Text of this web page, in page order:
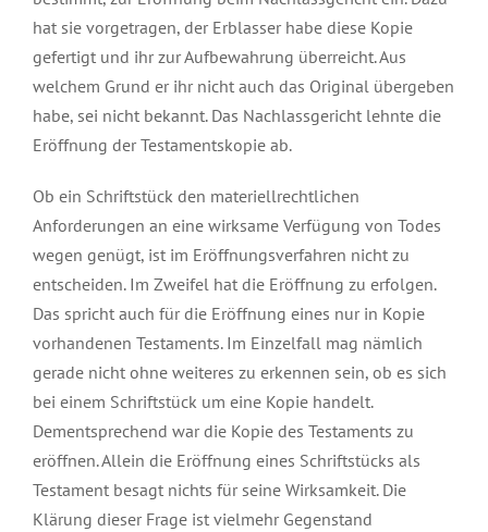
hat sie vorgetragen, der Erblasser habe diese Kopie
gefertigt und ihr zur Aufbewahrung überreicht. Aus
welchem Grund er ihr nicht auch das Original übergeben
habe, sei nicht bekannt. Das Nachlassgericht lehnte die
Eröffnung der Testamentskopie ab.
Ob ein Schriftstück den materiellrechtlichen
Anforderungen an eine wirksame Verfügung von Todes
wegen genügt, ist im Eröffnungsverfahren nicht zu
entscheiden. Im Zweifel hat die Eröffnung zu erfolgen.
Das spricht auch für die Eröffnung eines nur in Kopie
vorhandenen Testaments. Im Einzelfall mag nämlich
gerade nicht ohne weiteres zu erkennen sein, ob es sich
bei einem Schriftstück um eine Kopie handelt.
Dementsprechend war die Kopie des Testaments zu
eröffnen. Allein die Eröffnung eines Schriftstücks als
Testament besagt nichts für seine Wirksamkeit. Die
Klärung dieser Frage ist vielmehr Gegenstand